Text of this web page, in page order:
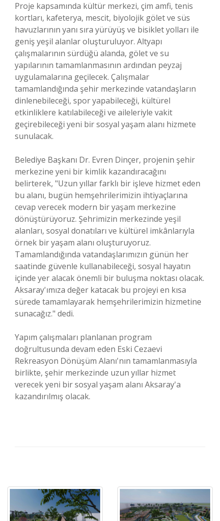
Proje kapsamında kültür merkezi, çim amfi, tenis
kortları, kafeterya, mescit, biyolojik gölet ve süs
havuzlarının yanı sıra yürüyüş ve bisiklet yolları ile
geniş yeşil alanlar oluşturuluyor. Altyapı
çalışmalarının sürdüğü alanda, gölet ve su
yapılarının tamamlanmasının ardından peyzaj
uygulamalarına geçilecek. Çalışmalar
tamamlandığında şehir merkezinde vatandaşların
dinlenebileceği, spor yapabileceği, kültürel
etkinliklere katılabileceği ve aileleriyle vakit
geçirebileceği yeni bir sosyal yaşam alanı hizmete
sunulacak.
Belediye Başkanı Dr. Evren Dinçer, projenin şehir
merkezine yeni bir kimlik kazandıracağını
belirterek, "Uzun yıllar farklı bir işleve hizmet eden
bu alanı, bugün hemşehrilerimizin ihtiyaçlarına
cevap verecek modern bir yaşam merkezine
dönüştürüyoruz. Şehrimizin merkezinde yeşil
alanları, sosyal donatıları ve kültürel imkânlarıyla
örnek bir yaşam alanı oluşturuyoruz.
Tamamlandığında vatandaşlarımızın günün her
saatinde güvenle kullanabileceği, sosyal hayatın
içinde yer alacak önemli bir buluşma noktası olacak.
Aksaray'ımıza değer katacak bu projeyi en kısa
sürede tamamlayarak hemşehrilerimizin hizmetine
sunacağız." dedi.
Yapım çalışmaları planlanan program
doğrultusunda devam eden Eski Cezaevi
Rekreasyon Dönüşüm Alanı'nın tamamlanmasıyla
birlikte, şehir merkezinde uzun yıllar hizmet
verecek yeni bir sosyal yaşam alanı Aksaray'a
kazandırılmış olacak.